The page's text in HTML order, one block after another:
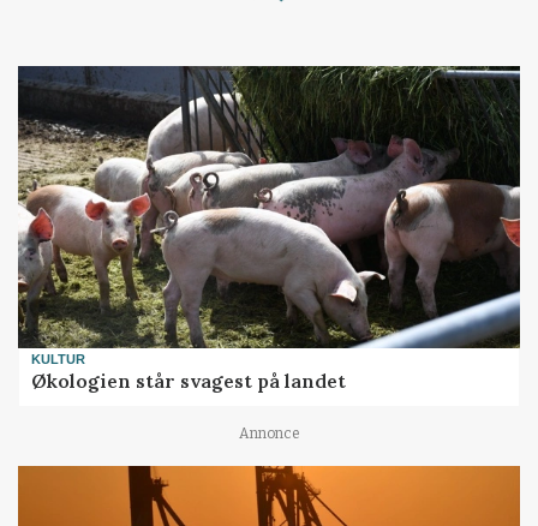
KULTUR
Økologien står svagest på landet
Annonce